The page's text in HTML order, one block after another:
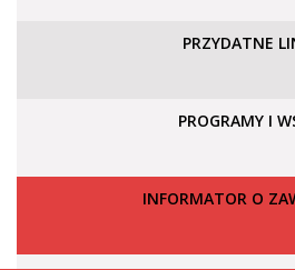
PRZYDATNE
PROGRAMY I
INFORMATOR O